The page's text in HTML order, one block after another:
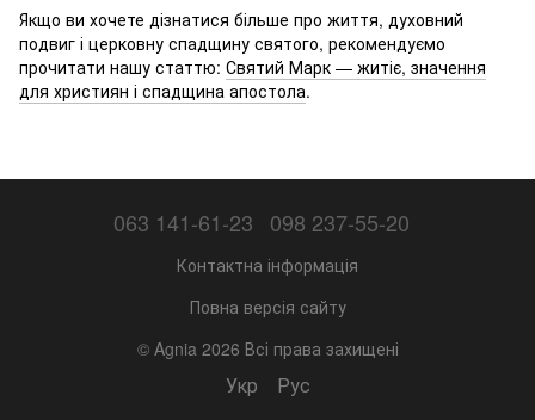
Якщо ви хочете дізнатися більше про життя, духовний
подвиг і церковну спадщину святого, рекомендуємо
прочитати нашу статтю: Святий Марк — житіє, значення
для християн і спадщина апостола.
063 141-61-23 098 237-55-20
Контактна інформація
Повна версія сайту
© Agnia 2026 Всі права захищені
Укр Рус